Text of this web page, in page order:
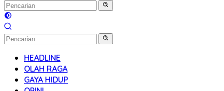
HEADLINE
OLAH RAGA
GAYA HIDUP